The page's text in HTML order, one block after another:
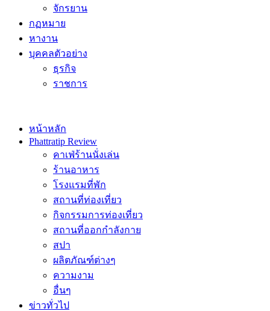
จักรยาน
กฏหมาย
หางาน
บุคคลตัวอย่าง
ธุรกิจ
ราชการ
หน้าหลัก
Phattratip Review
คาเฟ่ร้านนั่งเล่น
ร้านอาหาร
โรงแรมที่พัก
สถานที่ท่องเที่ยว
กิจกรรมการท่องเที่ยว
สถานที่ออกกำลังกาย
สปา
ผลิตภัณฑ์ต่างๆ
ความงาม
อื่นๆ
ข่าวทั่วไป